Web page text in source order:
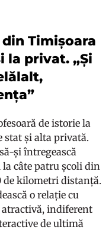
Timișoara
la privat. „Și
de istorie la
stat și alta privată.
și întregească
câte patru școli din
de kilometri distanță.
o relație cu
atractivă, indiferent
de ultimă